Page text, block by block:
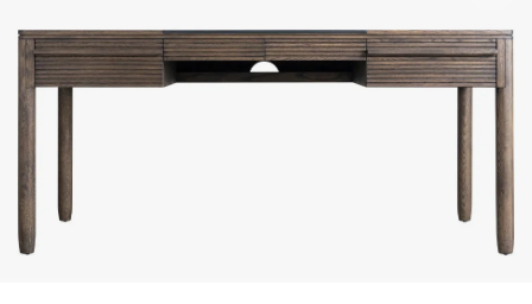
Кровать Ньюбери
Стул Престон